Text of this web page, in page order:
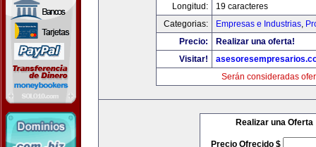
Longitud:
19 caracteres
Categorias:
Empresas e Industrias,
Precio:
Realizar una oferta!
Visitar!
Serán consideradas
Realizar una Oferta
Precio Ofrecido $